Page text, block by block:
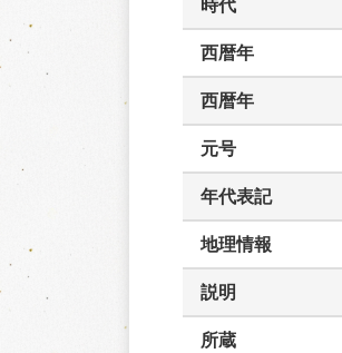
西暦年
西暦年
元号
年代表記
地理情報
説明
所蔵